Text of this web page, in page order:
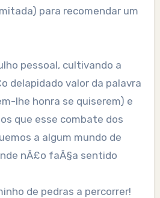
para recomendar um
pessoal, cultivando a
delapidado valor da palavra
lhe honra se quiserem) e
que esse combate dos
a algum mundo de
nÃ£o faÃ§a sentido
de pedras a percorrer!